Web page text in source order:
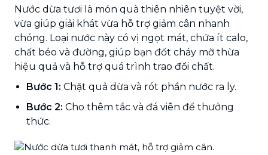
Nước dừa tươi là món quà thiên nhiên tuyệt vời,
vừa giúp giải khát vừa hỗ trợ giảm cân nhanh
chóng. Loại nước này có vị ngọt mát, chứa ít calo,
chất béo và đường, giúp bạn đốt cháy mỡ thừa
hiệu quả và hỗ trợ quá trình trao đổi chất.
Bước 1: Chặt quả dừa và rót phần nước ra ly.
Bước 2: Cho thêm tắc và đá viên để thưởng
thức.